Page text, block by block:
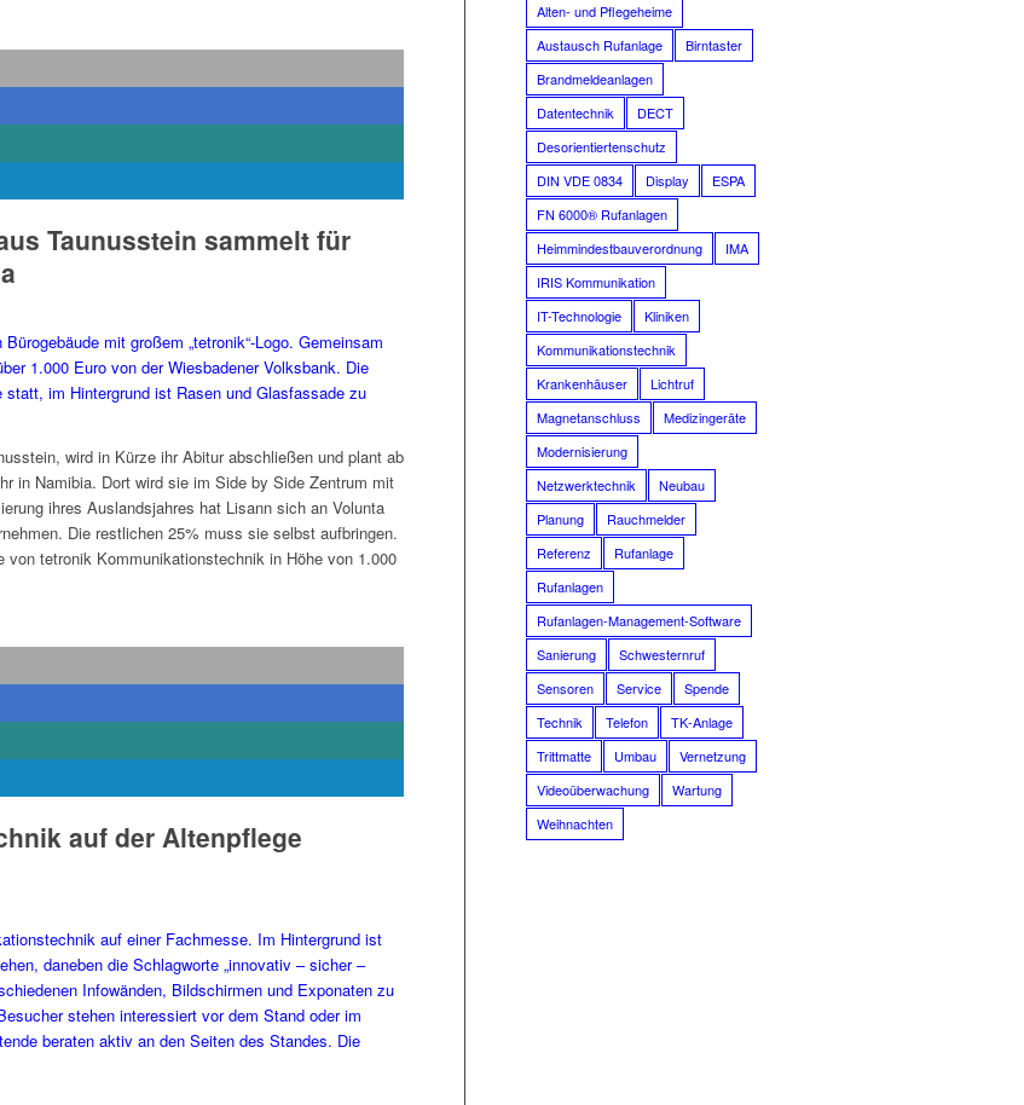
Taunusstein sammelt für
wird in Kürze ihr Abitur abschließen und plant ab
in Namibia. Dort wird sie im Side by Side Zentrum mit
ihres Auslandsjahres hat Lisann sich an Volunta
Die restlichen 25% muss sie selbst aufbringen.
tetronik Kommunikationstechnik in Höhe von 1.000
auf der Altenpflege
Alten- und Pflegeheime
Austausch Rufanlage
Birntaster
Brandmeldeanlagen
Datentechnik
DECT
Desorientiertenschutz
DIN VDE 0834
Display
ESPA
FN 6000® Rufanlagen
Heimmindestbauverordnung
IMA
IRIS Kommunikation
IT-Technologie
Kliniken
Kommunikationstechnik
Krankenhäuser
Lichtruf
Magnetanschluss
Medizingeräte
Modernisierung
Netzwerktechnik
Neubau
Planung
Rauchmelder
Referenz
Rufanlage
Rufanlagen
Rufanlagen-Management-Software
Sanierung
Schwesternruf
Sensoren
Service
Spende
Technik
Telefon
TK-Anlage
Trittmatte
Umbau
Vernetzung
Videoüberwachung
Wartung
Weihnachten